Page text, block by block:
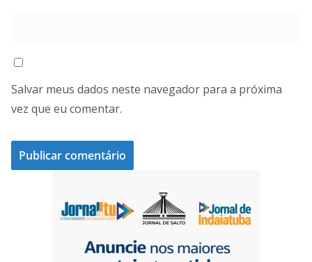
Salvar meus dados neste navegador para a próxima
vez que eu comentar.